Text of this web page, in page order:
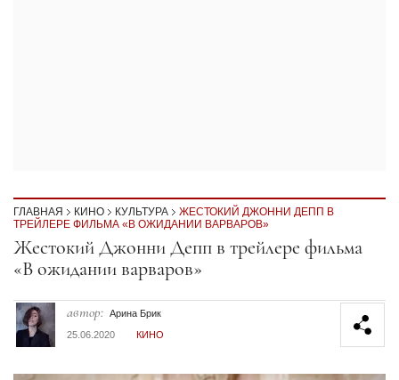
ГЛАВНАЯ КИНО КУЛЬТУРА
ЖЕСТОКИЙ ДЖОННИ ДЕПП В
ТРЕЙЛЕРЕ ФИЛЬМА «В ОЖИДАНИИ ВАРВАРОВ»
Секция статей
Жестокий Джонни Депп в трейлере фильма
«В ожидании варваров»
автор: Арина Брик
25.06.2020
КИНО